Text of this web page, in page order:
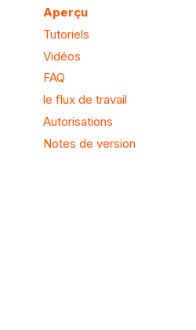
Aperçu
Tutoriels
Vidéos
FAQ
le flux de travail
Autorisations
Notes de version